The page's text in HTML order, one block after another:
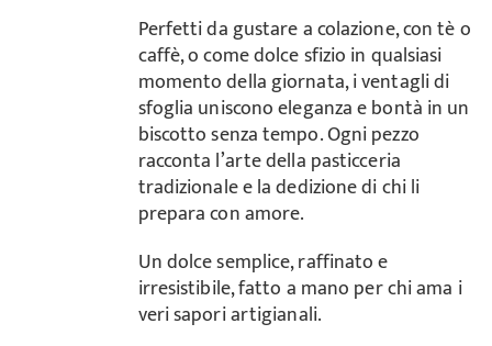
Perfetti da gustare a colazione, con tè o
caffè, o come dolce sfizio in qualsiasi
momento della giornata, i ventagli di
sfoglia uniscono eleganza e bontà in un
biscotto senza tempo. Ogni pezzo
racconta l’arte della pasticceria
tradizionale e la dedizione di chi li
prepara con amore.
Un dolce semplice, raffinato e
irresistibile, fatto a mano per chi ama i
veri sapori artigianali.